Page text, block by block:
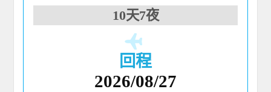
10天7夜
回程
2026/08/27